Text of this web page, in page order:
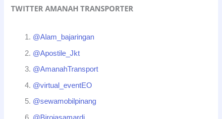
TWITTER AMANAH TRANSPORTER
@Alam_bajaringan
@Apostile_Jkt
@AmanahTransport
@virtual_eventEO
@sewamobilpinang